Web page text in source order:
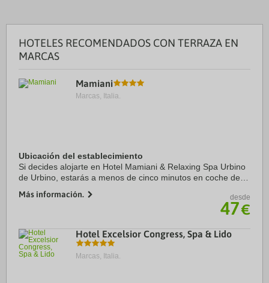
HOTELES RECOMENDADOS CON TERRAZA EN
MARCAS
Mamiani
Marcas, Italia.
Ubicación del establecimiento
Si decides alojarte en Hotel Mamiani & Relaxing Spa Urbino
de Urbino, estarás a menos de cinco minutos en coche de
con spa se encuentra a 2,4 km ...
Más información. desde
47€
Hotel Excelsior Congress, Spa & Lido
Marcas, Italia.